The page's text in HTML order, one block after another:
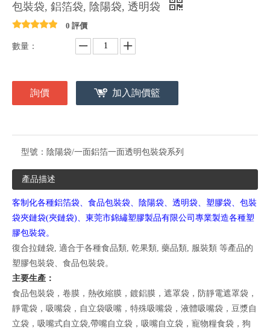
包裝袋, 鋁箔袋, 陰陽袋, 透明袋
0 評價
數量：
詢價 加入詢價籃
型號： 陰陽袋/一面鋁箔一面透明包裝袋系列
產品描述
客制化各種鋁箔袋、食品包裝袋、陰陽袋、透明袋、塑膠袋、包裝
袋夾鏈袋(夾鏈袋)、東莞市錦繡塑膠製品有限公司專業製造各種塑
膠包裝袋。
復合拉鏈袋, 適合于各種食品類, 乾果類, 藥品類, 服裝類 等產品的
塑膠包裝袋、食品包裝袋。
主要生產：
食品包裝袋，卷膜，熱收縮膜，鍍鋁膜，遮罩袋，防靜電遮罩袋，
靜電袋，吸嘴袋，自立袋吸嘴，特殊吸嘴袋，液體吸嘴袋，豆漿自
立袋，吸嘴式自立袋,帶嘴自立袋，吸嘴自立袋，寵物糧食袋，狗